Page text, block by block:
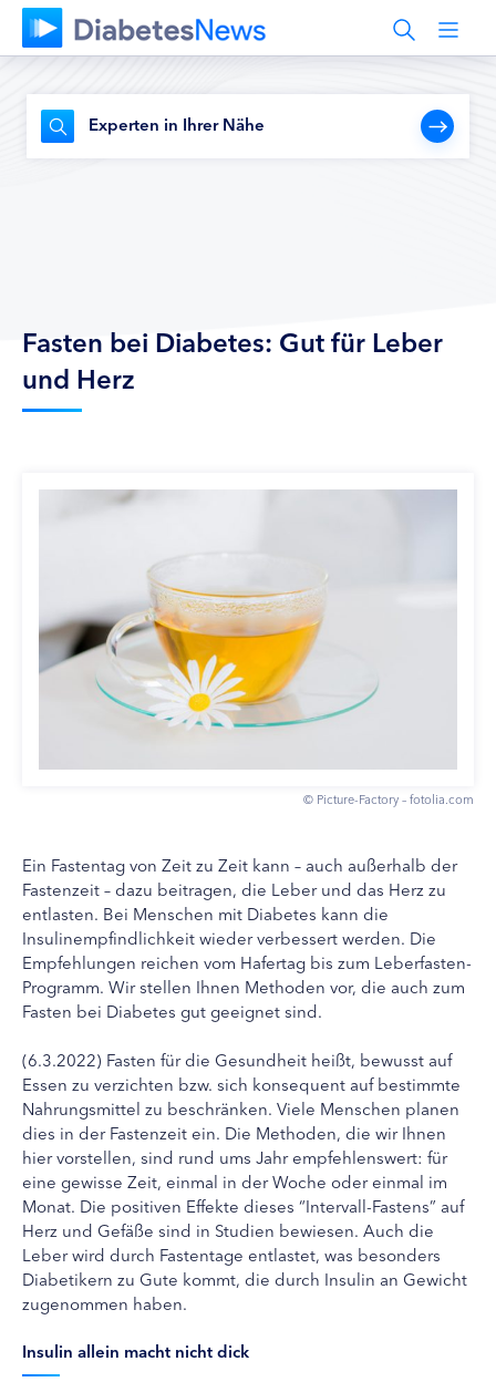
Experten in Ihrer Nähe
Fasten bei Diabetes: Gut für Leber
und Herz
© Picture-Factory – fotolia.com
Ein Fastentag von Zeit zu Zeit kann – auch außerhalb der
Fastenzeit – dazu beitragen, die Leber und das Herz zu
entlasten. Bei Menschen mit Diabetes kann die
Insulinempfindlichkeit wieder verbessert werden. Die
Empfehlungen reichen vom Hafertag bis zum Leberfasten-
Programm. Wir stellen Ihnen Methoden vor, die auch zum
Fasten bei Diabetes gut geeignet sind.
(6.3.2022) Fasten für die Gesundheit heißt, bewusst auf
Essen zu verzichten bzw. sich konsequent auf bestimmte
Nahrungsmittel zu beschränken. Viele Menschen planen
dies in der Fastenzeit ein. Die Methoden, die wir Ihnen
hier vorstellen, sind rund ums Jahr empfehlenswert: für
eine gewisse Zeit, einmal in der Woche oder einmal im
Monat. Die positiven Effekte dieses “Intervall-Fastens” auf
Herz und Gefäße sind in Studien bewiesen. Auch die
Leber wird durch Fastentage entlastet, was besonders
Diabetikern zu Gute kommt, die durch Insulin an Gewicht
zugenommen haben.
Insulin allein macht nicht dick